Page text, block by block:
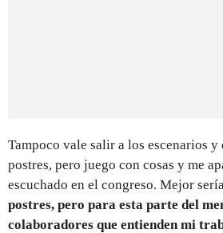
Tampoco vale salir a los escenarios y
postres, pero juego con cosas y me
escuchado en el congreso. Mejor
postres, pero para esta parte del
colaboradores que entienden mi